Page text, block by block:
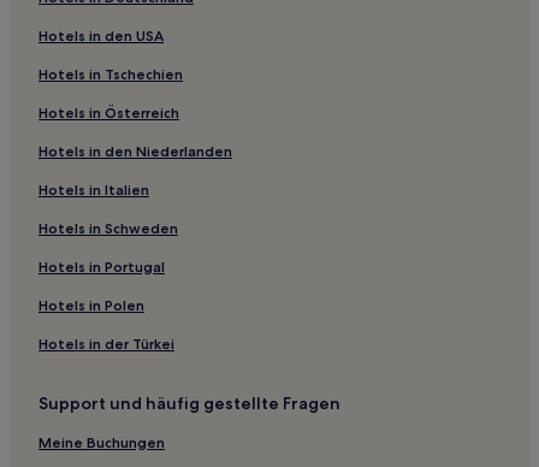
von Kanaren entfernt
Flughafen Hewanorra Intl. (UVF), 22,2 km vom Zentrum von
Hotels in den USA
Hotels in Tschechien
Hotels in Österreich
Hotels in den Niederlanden
Hotels in Italien
Hotels in Schweden
Hotels in Portugal
Hotels in Polen
Hotels in der Türkei
Support und häufig gestellte Fragen
Meine Buchungen